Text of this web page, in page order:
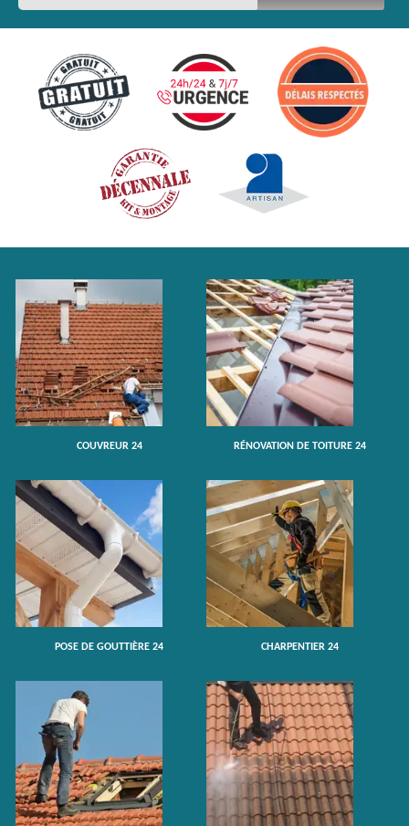
COUVREUR 24 RÉNOVATION DE TOITURE 24
POSE DE GOUTTIÈRE 24 CHARPENTIER 24